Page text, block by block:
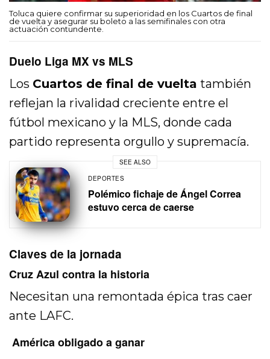
Toluca quiere confirmar su superioridad en los Cuartos de final
de vuelta y asegurar su boleto a las semifinales con otra
actuación contundente.
Duelo Liga MX vs MLS
Los Cuartos de final de vuelta también
reflejan la rivalidad creciente entre el
fútbol mexicano y la MLS, donde cada
partido representa orgullo y supremacía.
SEE ALSO
DEPORTES
Polémico fichaje de Ángel Correa
estuvo cerca de caerse
Claves de la jornada
Cruz Azul contra la historia
Necesitan una remontada épica tras caer
ante LAFC.
América obligado a ganar